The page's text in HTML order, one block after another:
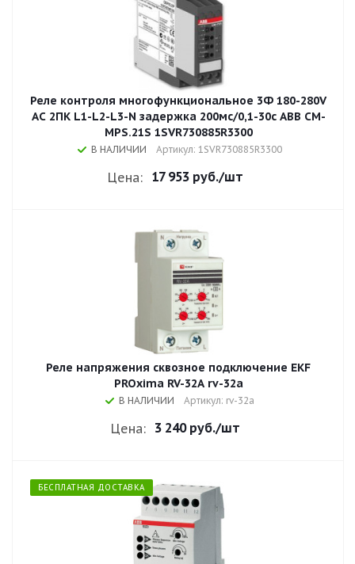
Реле контроля многофункциональное 3Ф 180-280V
AC 2ПК L1-L2-L3-N задержка 200мс/0,1-30с ABB CM-
MPS.21S 1SVR730885R3300
В НАЛИЧИИ Артикул: 1SVR730885R3300
Цена: 17 953 руб./шт
Реле напряжения сквозное подключение EKF
PROxima RV-32A rv-32a
В НАЛИЧИИ Артикул: rv-32a
Цена: 3 240 руб./шт
БЕСПЛАТНАЯ ДОСТАВКА